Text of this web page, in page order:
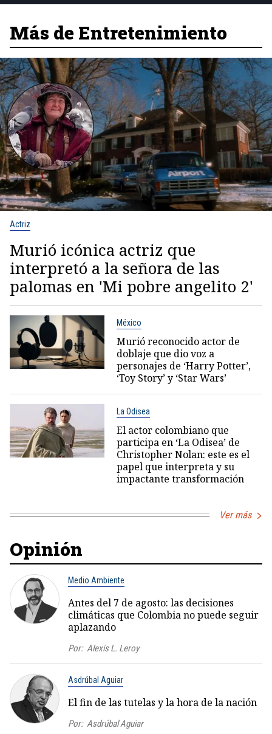
Más de Entretenimiento
Actriz
Murió icónica actriz que
interpretó a la señora de las
palomas en 'Mi pobre angelito 2'
México
Murió reconocido actor de
doblaje que dio voz a
personajes de ‘Harry Potter’,
‘Toy Story’ y ‘Star Wars’
La Odisea
El actor colombiano que
participa en ‘La Odisea’ de
Christopher Nolan: este es el
papel que interpreta y su
impactante transformación
Ver más
Opinión
Medio Ambiente
Antes del 7 de agosto: las decisiones
climáticas que Colombia no puede seguir
aplazando
Por: Alexis L. Leroy
Asdrúbal Aguiar
El fin de las tutelas y la hora de la nación
Por: Asdrúbal Aguiar